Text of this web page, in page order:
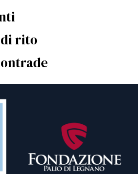
rito